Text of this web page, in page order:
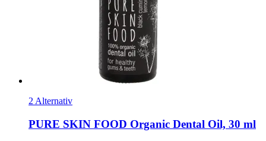
2 Alternativ
PURE SKIN FOOD Organic Dental Oil, 30 ml